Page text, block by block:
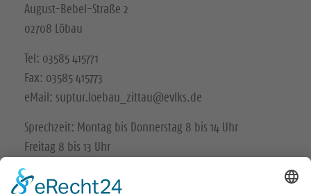
August-Bebel-Straße 2
02708 Löbau
Tel: 03585 415771
Fax: 03585 415773
eMail: suptur.loebau_zittau@evlks.de
Sprechzeit: Montag bis Donnerstag 8 bis 14 Uhr
Freitag 8 bis 13 Uhr